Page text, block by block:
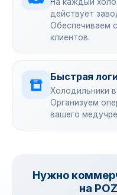
действует
Обеспечиваем
клиентов.
Быстрая
Холодильники
Организуем
вашего
Нужно
на